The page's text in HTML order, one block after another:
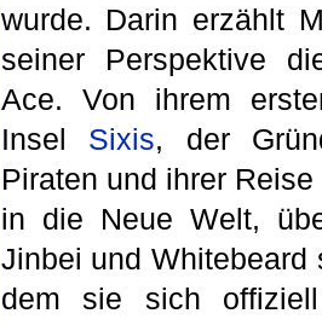
wurde. Darin erzählt
seiner Perspektive
Ace. Von ihrem
Insel Sixis, der
Piraten und ihrer
in die Neue Welt,
Jinbei und Whitebeard
dem sie sich